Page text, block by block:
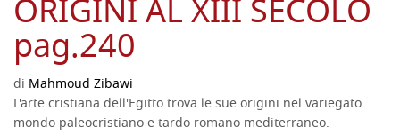
ORIGINI AL XIII SECOLO
pag.240
di Mahmoud Zibawi
L'arte cristiana dell'Egitto trova le sue origini nel variegato
mondo paleocristiano e tardo romano mediterraneo.